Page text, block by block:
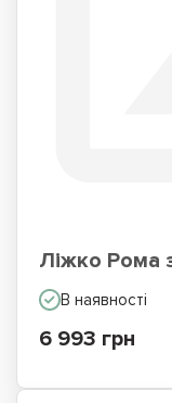
Ліжко Рома
В наявності
6 993 грн